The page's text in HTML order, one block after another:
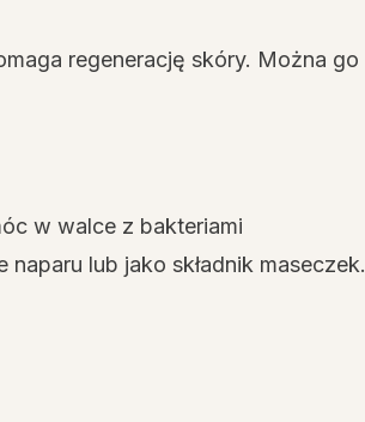
regenerację skóry. Można go
w walce z bakteriami
lub jako składnik maseczek.